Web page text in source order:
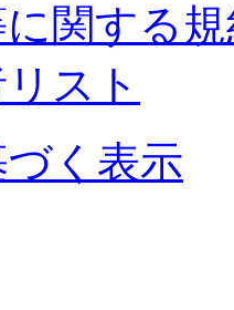
関する
スト
く表示